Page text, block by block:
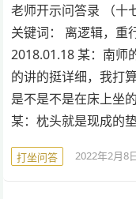
老师开示问答录 （
关键词： 离逻辑，重
2018.01.18 某：南师
的讲的挺详细，我打
是不是不是在床上坐
某：枕头就是现成的
打坐问答 2022年2月8